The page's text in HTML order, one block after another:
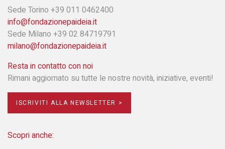
Sede Torino +39 011 0462400
info@fondazionepaideia.it
Sede Milano +39 02 84719791
milano@fondazionepaideia.it
Resta in contatto con noi
Rimani aggiornato su tutte le nostre novità, iniziative, eventi!
ISCRIVITI ALLA NEWSLETTER >
Scopri anche: